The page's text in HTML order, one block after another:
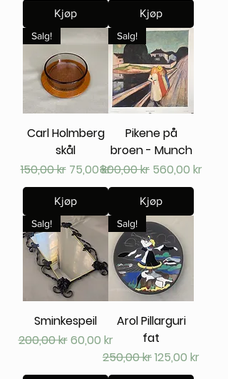
Kjøp Kjøp
Salg!
Carl Holmberg
skål
Vanlig pris
150,00 kr Salgspris
75,00 kr
Kjøp
Salg!
Pikene på
broen - Munch
Vanlig pris
800,00 kr Salgspris
560,00 kr
Kjøp
Salg!
Sminkespeil
Vanlig pris
200,00 krSalgspris
60,00 kr
Salg!
Arol Pillarguri
fat
Vanlig pris
250,00 krSalgspris
125,00 kr